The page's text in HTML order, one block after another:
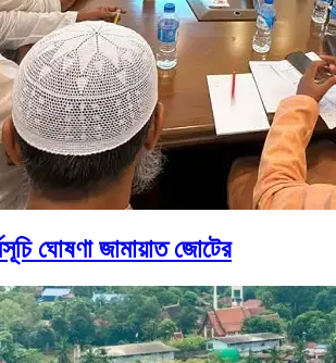
ঘোষণা জামায়াত জোটের